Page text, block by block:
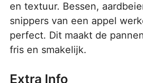
en textuur. Bessen,
snippers van een appel
perfect. Dit maakt de
fris en smakelijk.
Extra Info